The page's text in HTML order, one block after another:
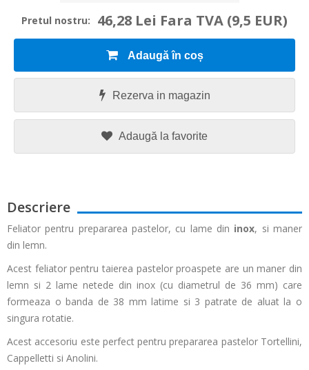
Pretul nostru: 46,28 Lei Fara TVA (9,5 EUR)
Adaugă în coș
Rezerva in magazin
Adaugă la favorite
Descriere
Feliator pentru prepararea pastelor, cu lame din inox, si maner
din lemn.
Acest feliator pentru taierea pastelor proaspete are un maner din
lemn si 2 lame netede din inox (cu diametrul de 36 mm) care
formeaza o banda de 38 mm latime si 3 patrate de aluat la o
singura rotatie.
Acest accesoriu este perfect pentru prepararea pastelor Tortellini,
Cappelletti si Anolini.